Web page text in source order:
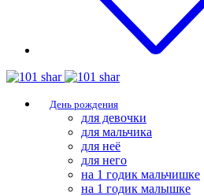
День рождения
для девочки
для мальчика
для неё
для него
на 1 годик мальчишке
на 1 годик малышке